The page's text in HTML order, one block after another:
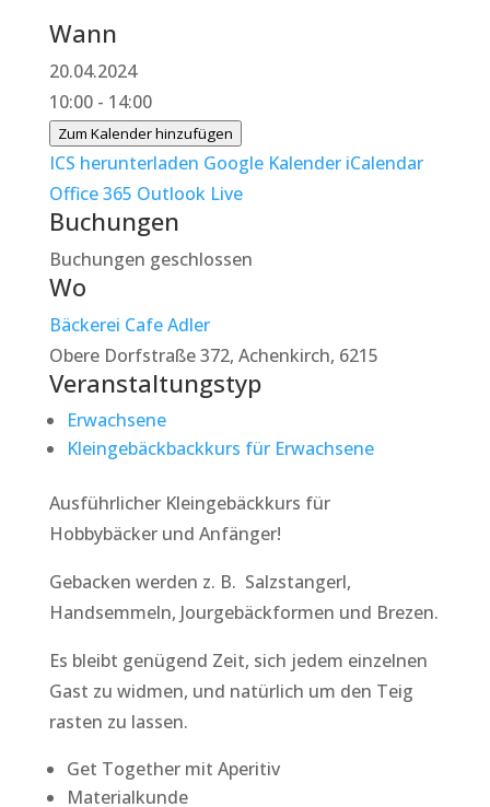
Wann
20.04.2024
10:00 - 14:00
Zum Kalender hinzufügen
ICS herunterladen Google Kalender iCalendar
Office 365 Outlook Live
Buchungen
Buchungen geschlossen
Wo
Bäckerei Cafe Adler
Obere Dorfstraße 372, Achenkirch, 6215
Veranstaltungstyp
Erwachsene
Kleingebäckbackkurs für Erwachsene
Ausführlicher Kleingebäckkurs für
Hobbybäcker und Anfänger!
Gebacken werden z. B. Salzstangerl,
Handsemmeln, Jourgebäckformen und Brezen.
Es bleibt genügend Zeit, sich jedem einzelnen
Gast zu widmen, und natürlich um den Teig
rasten zu lassen.
Get Together mit Aperitiv
Materialkunde